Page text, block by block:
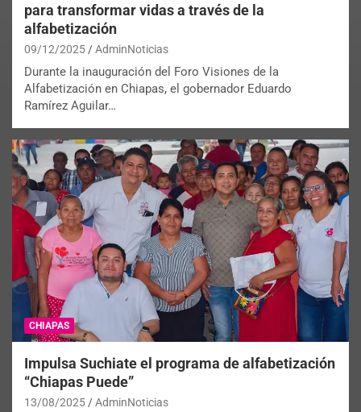
para transformar vidas a través de la
alfabetización
09/12/2025 AdminNoticias
Durante la inauguración del Foro Visiones de la
Alfabetización en Chiapas, el gobernador Eduardo
Ramírez Aguilar…
CHIAPAS
Impulsa Suchiate el programa de alfabetización
“Chiapas Puede”
13/08/2025 AdminNoticias